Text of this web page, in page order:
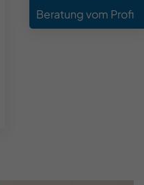
Beratungvom Profi